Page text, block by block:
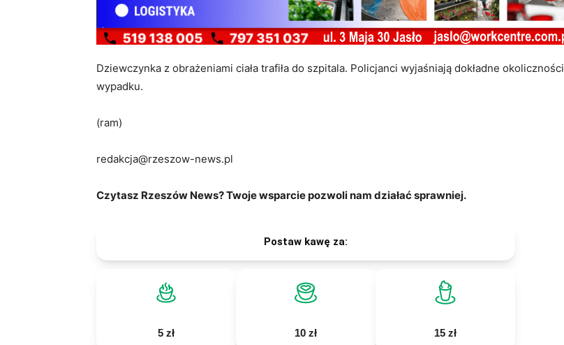
Dziewczynka z obrażeniami ciała trafiła do szpitala. Policjanci wyjaśniają dokładne okoliczności
wypadku.
(ram)
redakcja@rzeszow-news.pl
Czytasz Rzeszów News? Twoje wsparcie pozwoli nam działać sprawniej.
Postaw kawę za:
5 zł 10 zł 15 zł